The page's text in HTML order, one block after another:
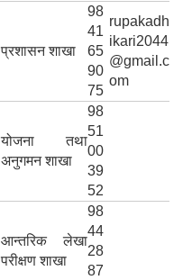
प्रशासन शाखा
98
41
65
90
75
rupakadh
ikari2044
@gmail.c
om
योजना तथा
अनुगमन शाखा
98
51
00
39
52
आन्तरिक लेखा
परीक्षण शाखा
98
44
28
87